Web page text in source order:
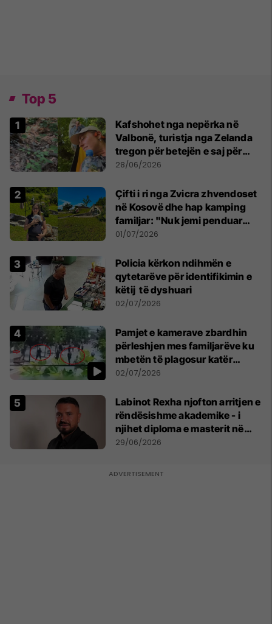
Top 5
Kafshohet nga nepërka në
Valbonë, turistja nga Zelanda
tregon për betejën e saj për
mbijetesë
28/06/2026
Çifti i ri nga Zvicra zhvendoset
në Kosovë dhe hap kamping
familjar: "Nuk jemi penduar
asnjë ditë"
01/07/2026
Policia kërkon ndihmën e
qytetarëve për identifikimin e
këtij të dyshuari
02/07/2026
Pamjet e kamerave zbardhin
përleshjen mes familjarëve ku
mbetën të plagosur katër
persona
02/07/2026
Labinot Rexha njofton arritjen e
rëndësishme akademike - i
njihet diploma e masterit në
Psikologji në Zvicër
29/06/2026